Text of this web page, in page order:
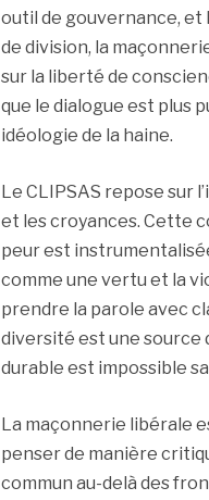
outil de gouvernance, et
de division, la
sur la liberté de
que le dialogue est plus
idéologie de la haine.
Le CLIPSAS repose sur
et les croyances. Cette
peur est
comme une vertu et la
prendre la parole avec
diversité est une source
durable est impossible
La maçonnerie libérale
penser de manière
commun au-delà des